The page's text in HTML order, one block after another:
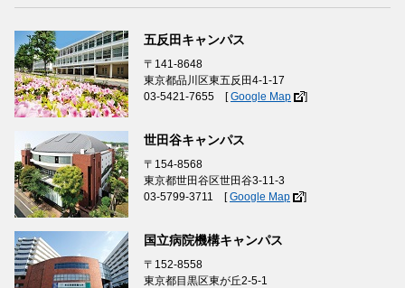
五反田キャンパス
〒141-8648
東京都品川区東五反田4-1-17
03-5421-7655 [Google Map ]
世田谷キャンパス
〒154-8568
東京都世田谷区世田谷3-11-3
03-5799-3711 [Google Map ]
国立病院機構キャンパス
〒152-8558
東京都目黒区東が丘2-5-1